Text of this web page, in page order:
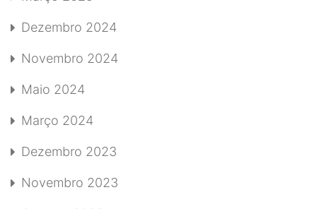
Dezembro 2024
Novembro 2024
Maio 2024
Março 2024
Dezembro 2023
Novembro 2023